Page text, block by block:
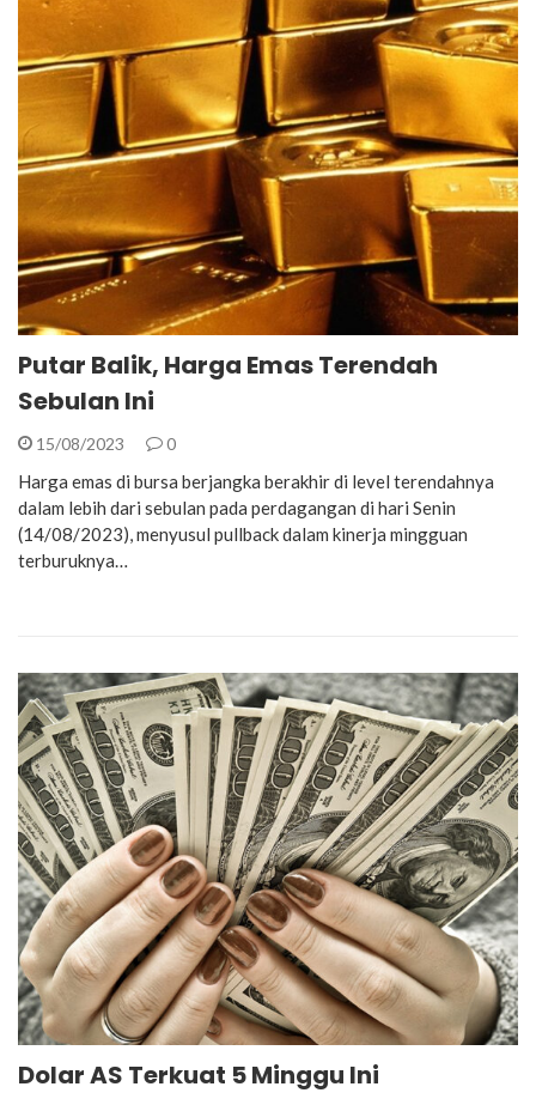
Putar Balik, Harga Emas Terendah
Sebulan Ini
15/08/2023 0
Harga emas di bursa berjangka berakhir di level terendahnya
dalam lebih dari sebulan pada perdagangan di hari Senin
(14/08/2023), menyusul pullback dalam kinerja mingguan
terburuknya…
Dolar AS Terkuat 5 Minggu Ini